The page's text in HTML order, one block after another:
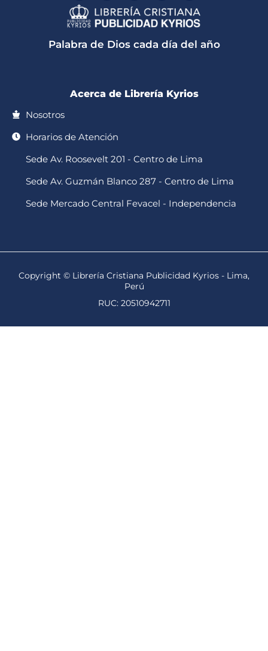
t
s
a
p
t
o
k
e
b
o
k
t
a
g
a
t
u
b
Palabra de Dios cada día del año
Acerca de Librería Kyrios
Nosotros
Horarios de Atención
Sede Av. Roosevelt 201 - Centro de Lima
Sede Av. Guzmán Blanco 287 - Centro de Lima
Sede Mercado Central Fevacel - Independencia
Copyright © Librería Cristiana Publicidad Kyrios - Lima,
Perú
RUC: 20510942711